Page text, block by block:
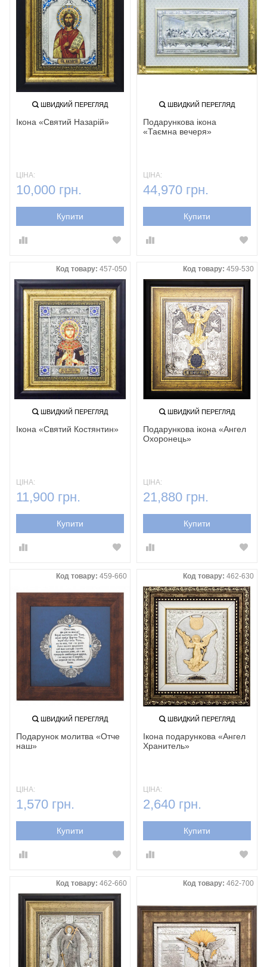
ШВИДКИЙ ПЕРЕГЛЯД
Ікона «Святий Назарій»
ЦІНА:
10,000 грн.
Купити
ШВИДКИЙ ПЕРЕГЛЯД
Подарункова ікона
«Таємна вечеря»
ЦІНА:
44,970 грн.
Купити
Код товару: 457-050
ШВИДКИЙ ПЕРЕГЛЯД
Ікона «Святий Костянтин»
ЦІНА:
11,900 грн.
Купити
Код товару: 459-530
ШВИДКИЙ ПЕРЕГЛЯД
Подарункова ікона «Ангел
Охоронець»‎
ЦІНА:
21,880 грн.
Купити
Код товару: 459-660
ШВИДКИЙ ПЕРЕГЛЯД
Подарунок молитва «Отче
наш»
ЦІНА:
1,570 грн.
Купити
Код товару: 462-630
ШВИДКИЙ ПЕРЕГЛЯД
Ікона подарункова «Ангел
Хранитель‎»
ЦІНА:
2,640 грн.
Купити
Код товару: 462-660 Код товару: 462-700